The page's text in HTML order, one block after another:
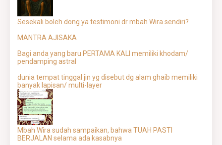
Sesekali boleh dong ya testimoni dr mbah Wira sendiri?
MANTRA AJISAKA
Bagi anda yang baru PERTAMA KALI memiliki khodam/
pendamping astral
dunia tempat tinggal jin yg disebut dg alam ghaib memiliki
banyak lapisan/ multi-layer
Mbah Wira sudah sampaikan, bahwa TUAH PASTI
BERJALAN selama ada kasabnya